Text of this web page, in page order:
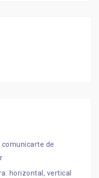
de
horizontal, vertical